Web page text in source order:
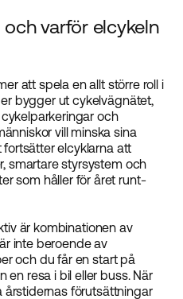
varför elcykeln
att spela en allt större roll i
bygger ut cykelvägnätet,
och
vill minska sina
elcyklarna att
smartare styrsystem och
som håller för året runt-
är kombinationen av
inte beroende av
och du får en start på
resa i bil eller buss. När
årstidernas förutsättningar